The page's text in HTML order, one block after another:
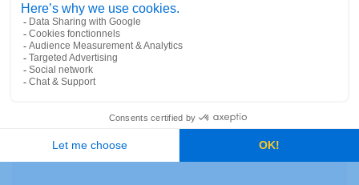
développer une stratégie d’infrastructure de recharge de
VÉ efficace.
VISIONNEZ MAINTENANT